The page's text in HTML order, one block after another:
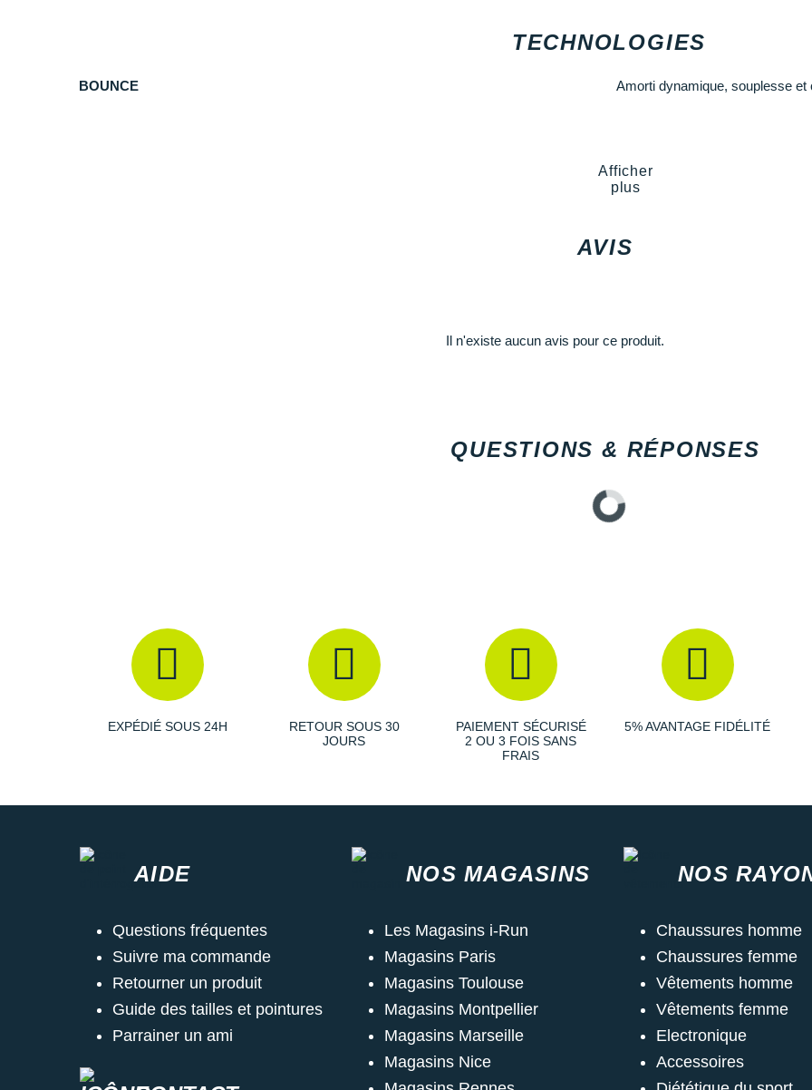
TECHNOLOGIES
BOUNCE Amorti dynamique, souplesse et
Afficher
plus
AVIS
Il n'existe aucun avis pour ce produit.
QUESTIONS & RÉPONSES
EXPÉDIÉ SOUS 24H
RETOUR SOUS 30
JOURS
PAIEMENT SÉCURISÉ
2 OU 3 FOIS SANS
FRAIS
5% AVANTAGE FIDÉLITÉ
AIDE
Questions fréquentes
Suivre ma commande
Retourner un produit
Guide des tailles et pointures
Parrainer un ami
NOS MAGASINS
Les Magasins i-Run
Magasins Paris
Magasins Toulouse
Magasins Montpellier
Magasins Marseille
Magasins Nice
NOS
Chaussures homme
Chaussures femme
Vêtements homme
Vêtements femme
Electronique
Accessoires